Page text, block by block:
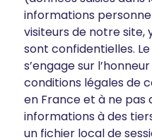
informations
visiteurs de notre site,
sont confidentielles.
s’engage sur
conditions légales de
en France et à ne pas
informations à des
un fichier local de